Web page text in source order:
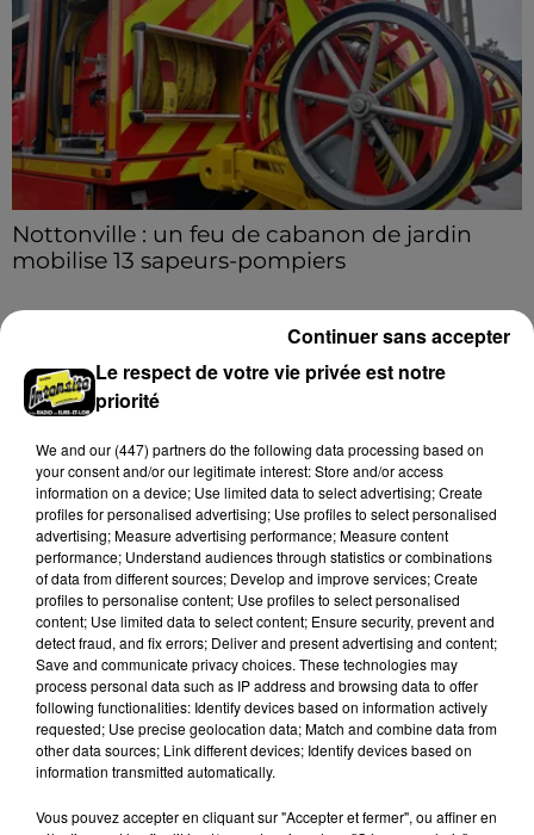
Nottonville : un feu de cabanon de jardin
mobilise 13 sapeurs-pompiers
août dans le jardin d'une habitation à Nottonville.
L'intervention rapide des secours a permis
d'éteindre...
A LA UNE
Coupe de France : les basketteurs chartrains
connaissent la...
Le respect de votre vie privée est notre
priorité
We and our (447) partnersdo the following data processing based on
your consent and/or our legitimate interest: Store and/or access
information on a device; Use limited data to select advertising; Create
profiles for personalised advertising; Use profiles to select personalised
advertising; Measure advertising performance; Measure content
performance; Understand audiences through statistics or combinations
of data from different sources; Develop and improve services; Create
profiles to personalise content; Use profiles to select personalised
content; Use limited data to select content; Ensure security, prevent and
detect fraud, and fix errors; Deliver and present advertising and content;
Save and communicate privacy choices. These technologies may
process personal data such as IP address and browsing data to offer
following functionalities: Identify devices based on information actively
requested; Use precise geolocation data; Match and combine data from
other data sources; Link different devices; Identify devices based on
information transmitted automatically.
Vous pouvez accepter en cliquant sur "Accepter et fermer", ou affiner en
Continuer sans accepter